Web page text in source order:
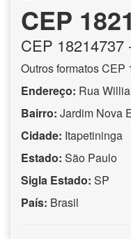
CEP
CEP 18214737
Outros formatos
Endereço: Rua
Bairro: Jardim Nova
Cidade: Itapetininga
Estado: São Paulo
Sigla Estado: SP
País: Brasil